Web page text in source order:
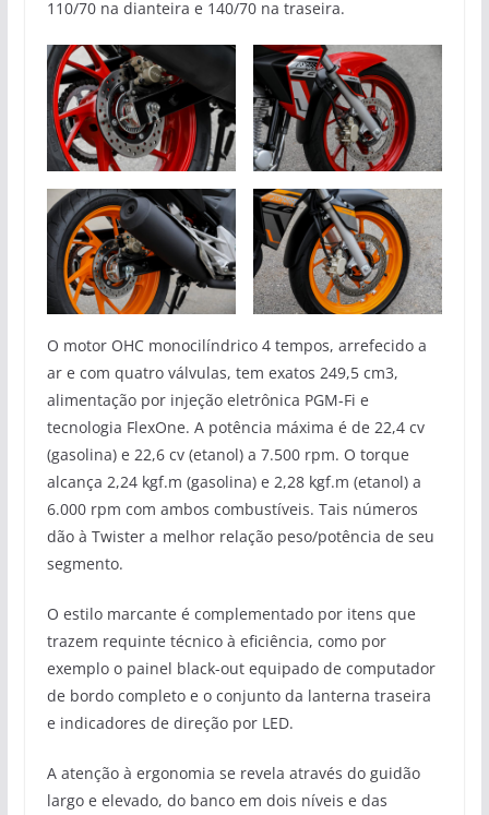
110/70 na dianteira e 140/70 na traseira.
O motor OHC monocilíndrico 4 tempos, arrefecido a
ar e com quatro válvulas, tem exatos 249,5 cm3,
alimentação por injeção eletrônica PGM-Fi e
tecnologia FlexOne. A potência máxima é de 22,4 cv
(gasolina) e 22,6 cv (etanol) a 7.500 rpm. O torque
alcança 2,24 kgf.m (gasolina) e 2,28 kgf.m (etanol) a
6.000 rpm com ambos combustíveis. Tais números
dão à Twister a melhor relação peso/potência de seu
segmento.
O estilo marcante é complementado por itens que
trazem requinte técnico à eficiência, como por
exemplo o painel black-out equipado de computador
de bordo completo e o conjunto da lanterna traseira
e indicadores de direção por LED.
A atenção à ergonomia se revela através do guidão
largo e elevado, do banco em dois níveis e das